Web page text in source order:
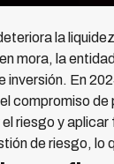
la
mora, la
inversión. En
compromiso
riesgo y
de riesgo, lo